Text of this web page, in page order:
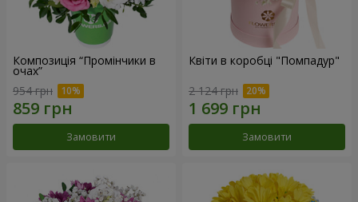
Композиція “Промінчики в
очах”
954 грн
Замовити
Квіти в коробці "Помпадур"
2 124 грн
Замовити